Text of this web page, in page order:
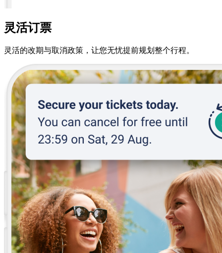
灵活订票
灵活的改期与取消政策，让您无忧提前规划整个行程。